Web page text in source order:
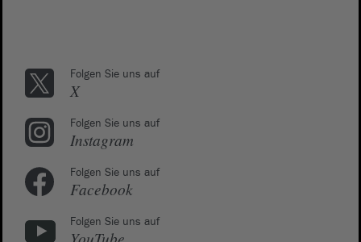
Folgen Sie uns auf
X
Folgen Sie uns auf
Instagram
Folgen Sie uns auf
Facebook
Folgen Sie uns auf